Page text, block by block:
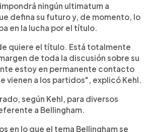
ningún ultimatum a
defina su futuro y, de momento, lo
en la lucha por el título.
quiere el título. Está totalmente
de toda la discusión sobre su
estoy en permanente contacto
vienen a los partidos", explicó Kehl.
según Kehl, para diversos
a Bellingham.
en lo que el tema Bellingham se